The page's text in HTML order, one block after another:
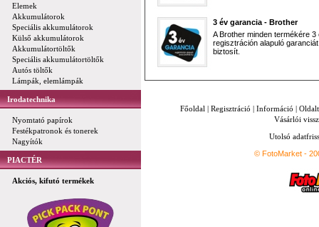
Elemek
Akkumulátorok
Speciális akkumulátorok
Külső akkumulátorok
Akkumulátortöltők
Speciális akkumulátortöltők
Autós töltők
Lámpák, elemlámpák
Irodatechnika
Nyomtató papírok
Festékpatronok és tonerek
Nagyítók
PIACTÉR
Akciós, kifutó termékek
3 év garancia - Brother
A Brother minden termékére 3
regisztráción alapuló garanciát
biztosít.
Főoldal | Regisztráció | Információ |
Vásárlói
Utolsó
© FotoMarket -